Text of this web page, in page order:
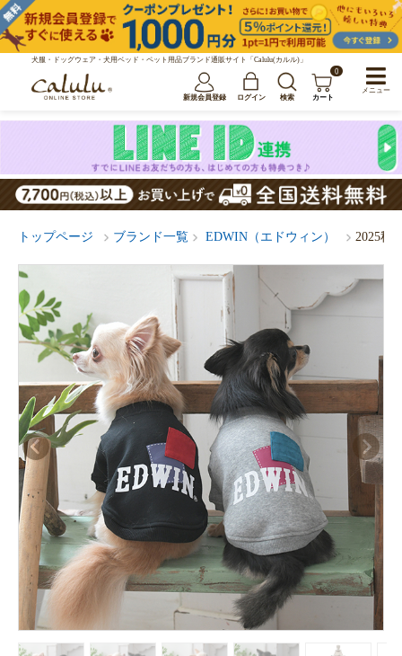
犬服・ドッグウェア・犬用ベッド・ペット用品ブランド通販サイト「Calulu(カルル)」
新規会員登録 ログイン 検索
0
カート
トップページ ブランド一覧 EDWIN（エドウィン） 2025秋
メニュー